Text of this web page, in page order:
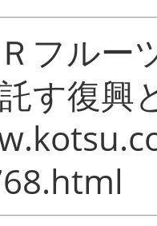
フルー
す復興